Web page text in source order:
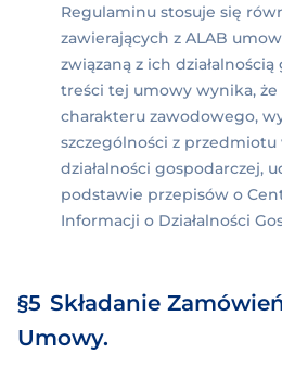
Regulaminu stosuje się
zawierających z ALAB
związaną z ich
treści tej umowy wynika,
charakteru zawodowego,
szczególności z
działalności gospodarczej,
podstawie przepisów o
Informacji o Działalności
Składanie
Umowy.